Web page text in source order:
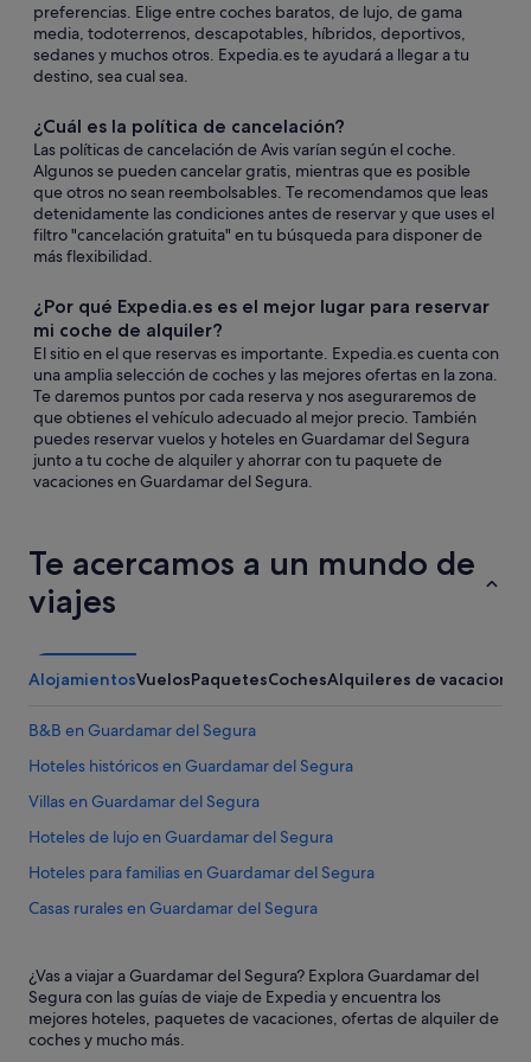
preferencias. Elige entre coches baratos, de lujo, de gama
media, todoterrenos, descapotables, híbridos, deportivos,
sedanes y muchos otros. Expedia.es te ayudará a llegar a tu
destino, sea cual sea.
¿Cuál es la política de cancelación?
Las políticas de cancelación de Avis varían según el coche.
Algunos se pueden cancelar gratis, mientras que es posible
que otros no sean reembolsables. Te recomendamos que leas
detenidamente las condiciones antes de reservar y que uses el
filtro "cancelación gratuita" en tu búsqueda para disponer de
más flexibilidad.
¿Por qué Expedia.es es el mejor lugar para reservar
mi coche de alquiler?
El sitio en el que reservas es importante. Expedia.es cuenta con
una amplia selección de coches y las mejores ofertas en la zona.
Te daremos puntos por cada reserva y nos aseguraremos de
que obtienes el vehículo adecuado al mejor precio. También
puedes reservar vuelos y hoteles en Guardamar del Segura
junto a tu coche de alquiler y ahorrar con tu paquete de
vacaciones en Guardamar del Segura.
Te acercamos a un mundo de
viajes
AlojamientosVuelosPaquetesCochesAlquileres de vacaciones
B&B en Guardamar del Segura
Hoteles históricos en Guardamar del Segura
Villas en Guardamar del Segura
Hoteles de lujo en Guardamar del Segura
Hoteles para familias en Guardamar del Segura
Casas rurales en Guardamar del Segura
Exe Hotels en Guardamar del Segura
Hoteles para bodas en Guardamar del Segura
Hoteles cerca de Castillo de Guardamar
¿Vas a viajar a Guardamar del Segura? Explora Guardamar del
Segura con las guías de viaje de Expedia y encuentra los
mejores hoteles, paquetes de vacaciones, ofertas de alquiler de
coches y mucho más.